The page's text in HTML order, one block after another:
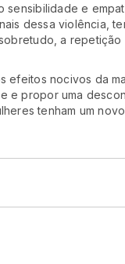
e
dessa violência,
a
nocivos da
e propor uma
tenham um